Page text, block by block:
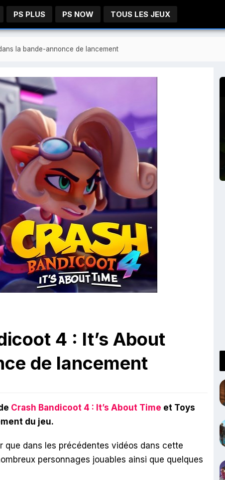
PS PLUS PS NOW TOUS LES JEUX
la bande-annonce de lancement
4 : It’s About
de lancement
Crash Bandicoot 4 : It’s About Time et Toys
du jeu.
que dans les précédentes vidéos dans cette
personnages jouables ainsi que quelques